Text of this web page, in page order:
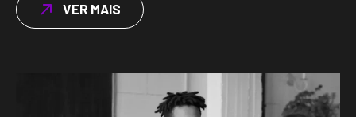
VER MAIS